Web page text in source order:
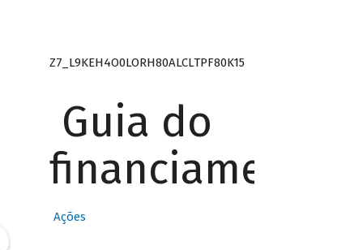
Z7_L9KEH4O0LORH80ALCLTPF80K15
Guia do
financiamento
Ações